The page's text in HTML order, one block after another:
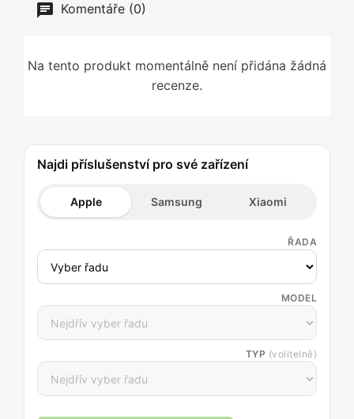
Komentáře (0)
Na tento produkt momentálně není přidána žádná
recenze.
Najdi příslušenství pro své zařízení
Apple Samsung Xiaomi
ŘADA
MODEL
TYP (volitelně)